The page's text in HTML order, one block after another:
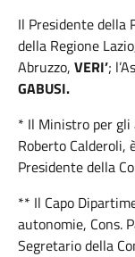
Il Presidente della
della Regione
Abruzzo, VERI’;
GABUSI.
* Il Ministro per gli
Roberto Calderoli,
Presidente della
** Il Capo
autonomie, Cons.
Segretario della